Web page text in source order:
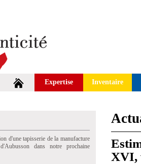
Expertise Inventaire
d'une tapisserie de la manufacture
dans notre prochaine
XVI,